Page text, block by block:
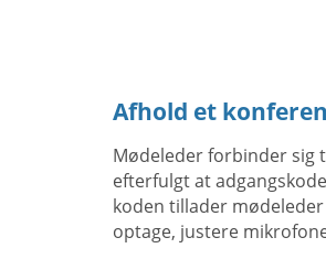
Afhold et
Mødeleder forbinder sig
efterfulgt at
koden tillader
optage, justere